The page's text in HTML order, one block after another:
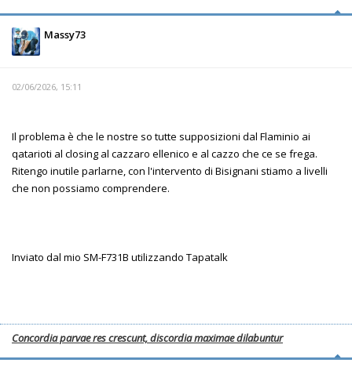
Massy73
02/06/2026, 15:11
Il problema è che le nostre so tutte supposizioni dal Flaminio ai
qatarioti al closing al cazzaro ellenico e al cazzo che ce se frega.
Ritengo inutile parlarne, con l'intervento di Bisignani stiamo a livelli
che non possiamo comprendere.
Inviato dal mio SM-F731B utilizzando Tapatalk
Concordia parvae res crescunt, discordia maximae dilabuntur